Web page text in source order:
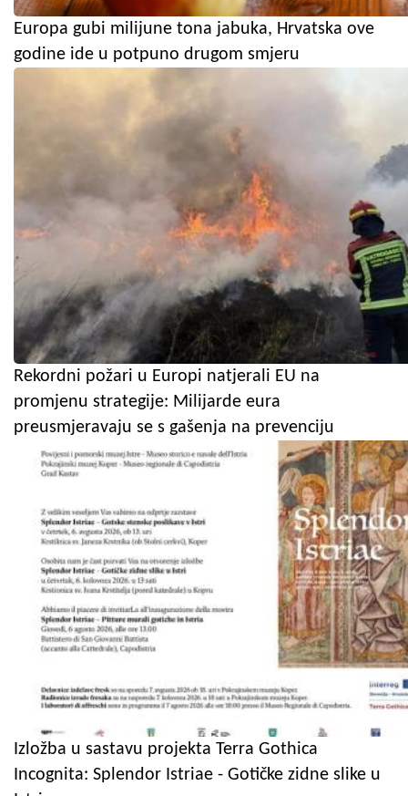
Europa gubi milijune tona jabuka, Hrvatska ove
godine ide u potpuno drugom smjeru
Rekordni požari u Europi natjerali EU na
promjenu strategije: Milijarde eura
preusmjeravaju se s gašenja na prevenciju
Izložba u sastavu projekta Terra Gothica
Incognita: Splendor Istriae - Gotičke zidne slike u